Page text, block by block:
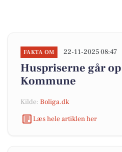
FAKTA OM 22-11-2025 08:47
Huspriserne går
Kommune
Kilde: Boliga.dk
Læs hele artiklen her